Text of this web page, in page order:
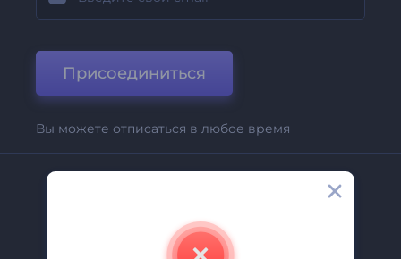
Присоединиться
Вы можете отписаться в любое время
Свяжитесь С Нами